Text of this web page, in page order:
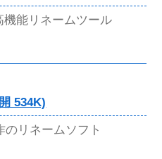
能リネームツール
534K)
リネームソフト